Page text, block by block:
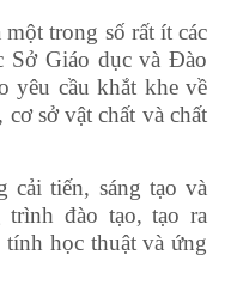
trong số rất ít các
Sở Giáo dục và Đào
yêu cầu khắt khe về
sở vật chất và chất
cải tiến, sáng tạo và
trình đào tạo, tạo ra
học thuật và ứng